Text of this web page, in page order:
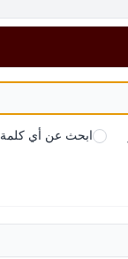
ابحث عن أي كلمة